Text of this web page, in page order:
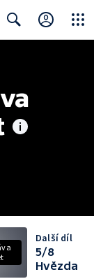
Další díl
5/8
Hvězda